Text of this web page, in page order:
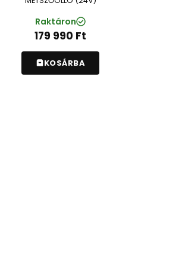
Raktáron
179 990 Ft
KOSÁRBA